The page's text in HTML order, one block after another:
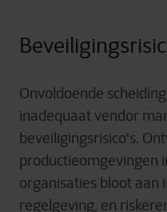
Onvoldoende scheiding
inadequaatvendor
beveiligingsrisico's.
productieomgevingen
organisaties bloot aan
regelgeving, en